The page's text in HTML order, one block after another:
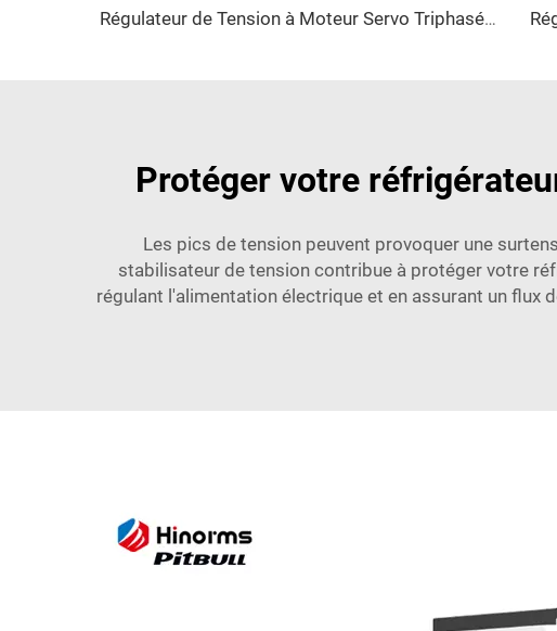
Régulateur de Tension à Moteur Servo Triphasé Série TNSB-A
Protéger votre
Les pics de tension peuvent provoquer une
stabilisateur de tension contribue à protéger votre
régulant l'alimentation électrique et en assurant un flux